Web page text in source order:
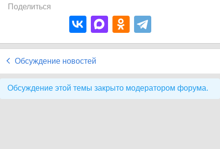
Поделиться
Обсуждение новостей
Обсуждение этой темы закрыто модератором форума.